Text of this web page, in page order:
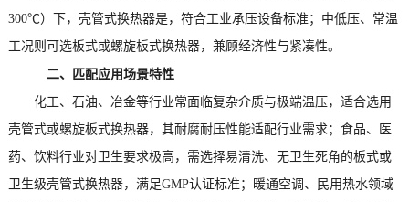
300℃）下，壳管式换热器是，符合工业承压设备标准；中低压、常温
工况则可选板式或螺旋板式换热器，兼顾经济性与紧凑性。
二、匹配应用场景特性
化工、石油、冶金等行业常面临复杂介质与极端温压，适合选用
壳管式或螺旋板式换热器，其耐腐耐压性能适配行业需求；食品、医
药、饮料行业对卫生要求极高，需选择易清洗、无卫生死角的板式或
卫生级壳管式换热器，满足GMP认证标准；暖通空调、民用热水领域